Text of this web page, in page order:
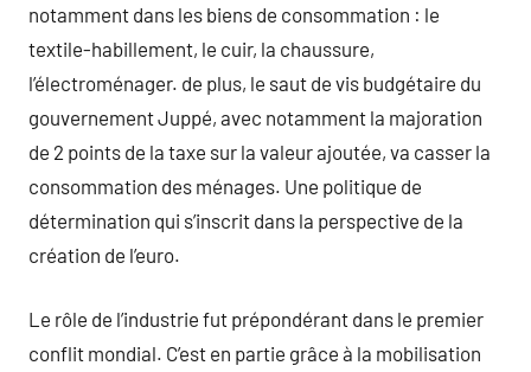
notamment dans les biens de consommation : le
textile-habillement, le cuir, la chaussure,
l’électroménager. de plus, le saut de vis budgétaire du
gouvernement Juppé, avec notamment la majoration
de 2 points de la taxe sur la valeur ajoutée, va casser la
consommation des ménages. Une politique de
détermination qui s’inscrit dans la perspective de la
création de l’euro.
Le rôle de l’industrie fut prépondérant dans le premier
conflit mondial. C’est en partie grâce à la mobilisation